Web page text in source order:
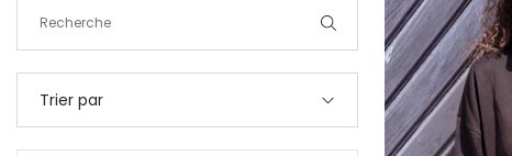
Trier par